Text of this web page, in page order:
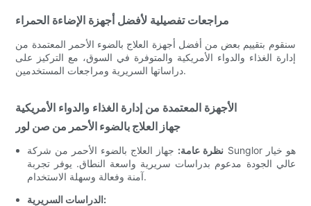
مراجعات تفصيلية لأفضل أجهزة الإضاءة الحمراء
سنقوم بتقييم بعض من أفضل أجهزة العلاج بالضوء الأحمر المعتمدة من
إدارة الغذاء والدواء الأمريكية والمتوفرة في السوق، مع التركيز على
دراساتها السريرية ومراجعات المستخدمين.
الأجهزة المعتمدة من إدارة الغذاء والدواء الأمريكية
جهاز العلاج بالضوء الأحمر من صن لور
نظرة عامة: جهاز العلاج بالضوء الأحمر من شركة Sunglor هو خيار
عالي الجودة مدعوم بدراسات سريرية واسعة النطاق. يوفر تجربة
آمنة وفعالة وسهلة الاستخدام.
الدراسات السريرية: